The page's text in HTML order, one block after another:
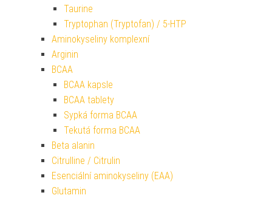
Taurine
Tryptophan (Tryptofan) / 5-HTP
Aminokyseliny komplexní
Arginin
BCAA
BCAA kapsle
BCAA tablety
Sypká forma BCAA
Tekutá forma BCAA
Beta alanin
Citrulline / Citrulin
Esenciální aminokyseliny (EAA)
Glutamin